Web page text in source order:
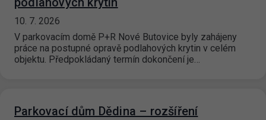
10. 7. 2026
V parkovacím domě P+R Nové Butovice byly zahájeny
práce na postupné opravě podlahových krytin v celém
objektu. Předpokládaný termín dokončení je…
Parkovací dům Dědina – rozšíření